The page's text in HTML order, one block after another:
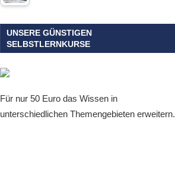
UNSERE GÜNSTIGEN
SELBSTLERNKURSE
Für nur 50 Euro das Wissen in
unterschiedlichen Themengebieten erweitern.